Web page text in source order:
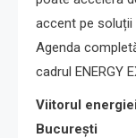
accent pe soluții
Agenda
cadrul ENERGY
Viitorul
București